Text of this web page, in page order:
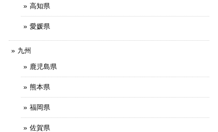
高知県
愛媛県
九州
鹿児島県
熊本県
福岡県
佐賀県